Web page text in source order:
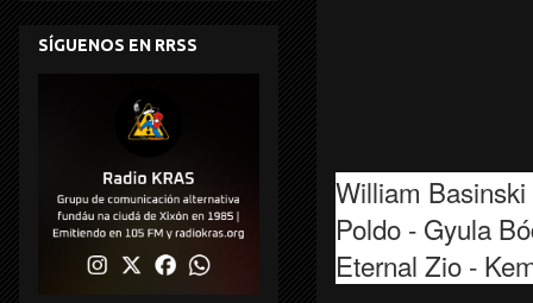
William
Poldo - Gyula
Eternal Zio -
SÍGUENOS EN RRSS